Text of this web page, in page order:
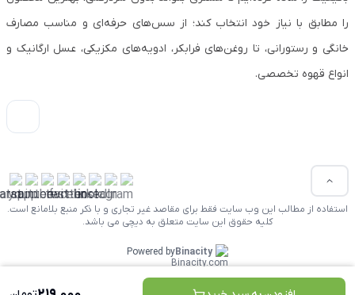
را مطابق با نیاز خود انتخاب کند؛ از سس‌های حرفه‌ای و مناسب مصارف
خانگی و رستورانی، تا روغن‌های فرابکر، ادویه‌های مکزیکی، عسل ارگانیک و
انواع قهوه تخصصی.
استفاده از مطالب این وب سایت فقط برای مقاصد غیر تجاری و با ذکر منبع بلامانع است.
کلیه حقوق این سایت متعلق به دیچی می باشد.
Powered byBinacity